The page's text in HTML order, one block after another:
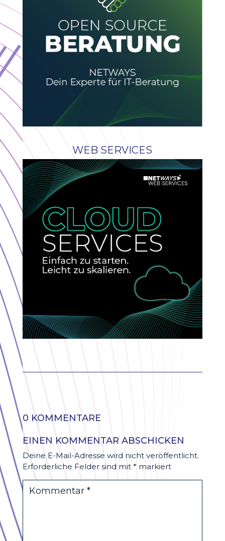
WEB SERVICES
0 KOMMENTARE
EINEN KOMMENTAR ABSCHICKEN
Deine E-Mail-Adresse wird nicht veröffentlicht.
Erforderliche Felder sind mit * markiert